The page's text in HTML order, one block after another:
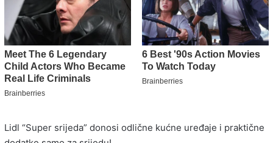
Lidl “Super srijeda” donosi odlične kućne uređaje i praktične